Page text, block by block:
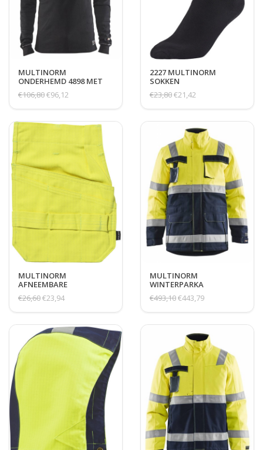
MULTINORM
ONDERHEMD 4898 MET
RITS IN KRAAG
€106,80€96,12
2227 MULTINORM
SOKKEN
€23,80€21,42
MULTINORM
AFNEEMBARE
SPIJKERZAKKEN
€26,60€23,94
MULTINORM
WINTERPARKA
€493,10€443,79